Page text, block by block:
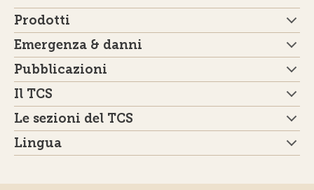
Prodotti
Emergenza & danni
Pubblicazioni
Il TCS
Le sezioni del TCS
Lingua